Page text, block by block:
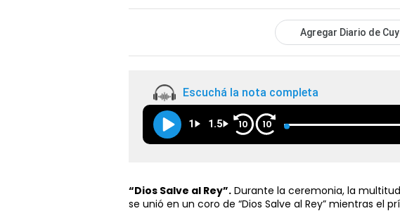
Agregar Diario de
Escuchá la nota completa
1 1.5 10 10
“Dios Salve al Rey”. Durante la ceremonia, la
se unió en un coro de “Dios Salve al Rey” mientras el